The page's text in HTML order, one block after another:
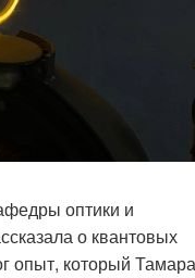
оптики и
о квантовых
опыт, который Тамара